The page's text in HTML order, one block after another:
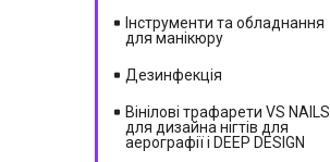
Інструменти та обладнання
для манікюру
Дезинфекція
Вінілові трафарети VS NAILS
для дизайна нігтів для
аерографії і DEEP DESIGN